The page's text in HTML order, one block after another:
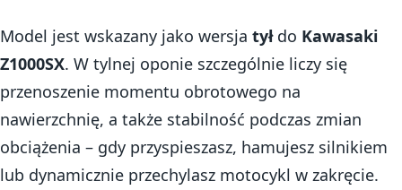
Model jest wskazany jako wersja tyłdo Kawasaki
Z1000SX. W tylnej oponie szczególnie liczy się
przenoszenie momentu obrotowego na
nawierzchnię, a także stabilność podczas zmian
obciążenia – gdy przyspieszasz, hamujesz silnikiem
lub dynamicznie przechylasz motocykl w zakręcie.